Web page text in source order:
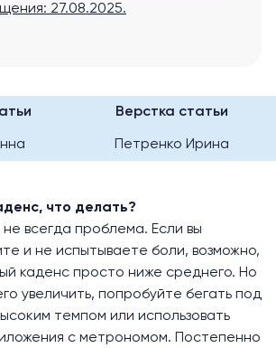
27.08.2025.
Верстка статьи
Петренко Ирина
что делать?
всегда проблема. Если вы
и не испытываете боли, возможно,
каденс просто ниже среднего. Но
увеличить, попробуйте бегать под
темпом или использовать
с метрономом. Постепенно